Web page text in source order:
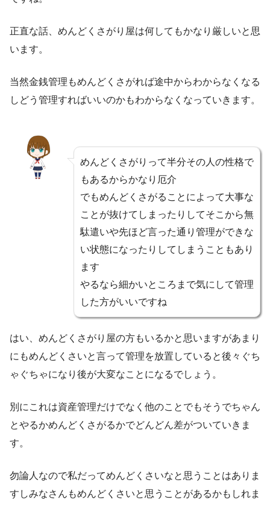
正直な話、めんどくさがり屋は何してもかなり厳しいと思
います。
当然金銭管理もめんどくさがれば途中からわからなくなる
しどう管理すればいいのかもわからなくなっていきます。
めんどくさがりって半分その人の性格で
もあるからかなり厄介
でもめんどくさがることによって大事な
ことが抜けてしまったりしてそこから無
駄遣いや先ほど言った通り管理ができな
い状態になったりしてしまうこともあり
ます
やるなら細かいところまで気にして管理
した方がいいですね
はい、めんどくさがり屋の方もいるかと思いますがあまり
にもめんどくさいと言って管理を放置していると後々ぐち
ゃぐちゃになり後が大変なことになるでしょう。
別にこれは資産管理だけでなく他のことでもそうでちゃん
とやるかめんどくさがるかでどんどん差がついていきま
す。
勿論人なので私だってめんどくさいなと思うことはありま
すしみなさんもめんどくさいと思うことがあるかもしれま